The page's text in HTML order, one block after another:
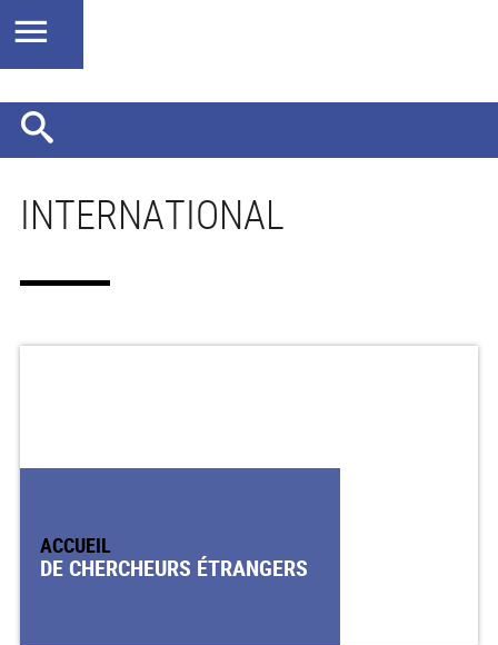
INTERNATIONAL
ACCUEIL
DE CHERCHEURS ÉTRANGERS